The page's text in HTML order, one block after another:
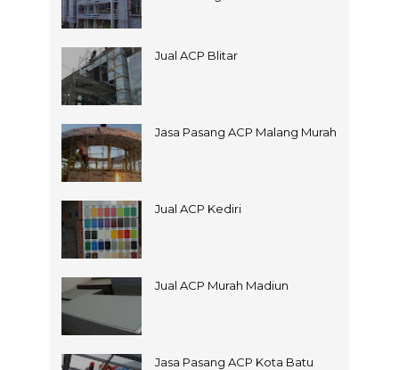
Jual ACP Blitar
Jasa Pasang ACP Malang Murah
Jual ACP Kediri
Jual ACP Murah Madiun
Jasa Pasang ACP Kota Batu